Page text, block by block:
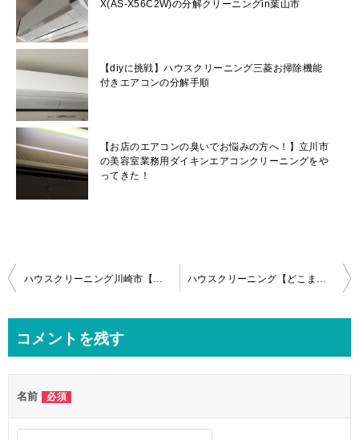
X(AS-X56C2W)の分解クリーニングin葉山市
【diyに挑戦】ハウスクリーニング三菱お掃除機能
付きエアコンの分解手順
【お店のエアコンの臭いでお悩みの方へ！】立川市
の美容室業務用ダイキンエアコンクリーニングをや
ってきた！
投
ビ
ー
シ
ハウスクリーニング川崎市【日立しろくまくんお掃除機能付きエアコン】分解クリーニング作業内容 ハウスクリーニング【どこまでお掃除する？】お掃除ロボパナソニックエアコンの分解！
コメントを残す
名前 必須